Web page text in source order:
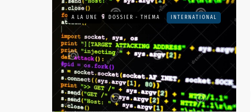
A LA UNE DOSSIER - THEMA INTERNATIONAL